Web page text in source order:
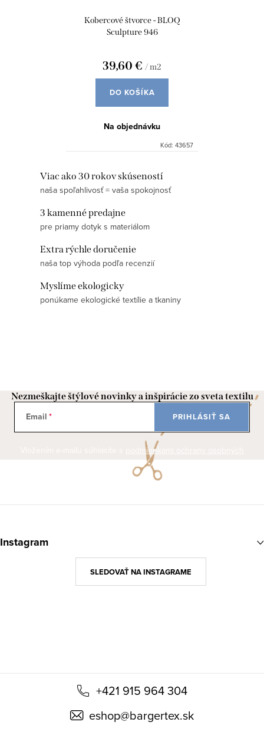
Kobercové štvorce - BLOQ
Sculpture 946
39,60 € / m2
DO KOŠÍKA
Na objednávku
Kód: 43657
v
Viac ako 30 rokov skúseností
naša spoľahlivosť = vaša spokojnosť
3 kamenné predajne
pre priamy dotyk s materiálom
Extra rýchle doručenie
naša top výhoda podľa recenzií
Myslíme ekologicky
ponúkame ekologické textílie a tkaniny
Nezmeškajte štýlové novinky a inšpirácie zo sveta textilu
Email
podmienkami ochrany osobných
údajov
PRIHLÁSIŤ SA
á
+421 915 964 304
eshop@bargertex.sk
Instagram
SLEDOVAŤ NA INSTAGRAME